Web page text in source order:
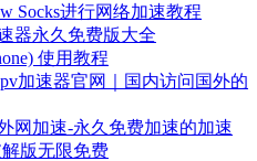
Socks进行网络加速教程
器永久免费版大全
使用教程
加速器官网｜国内访问国外的
网加速-永久免费加速的加速
版无限免费